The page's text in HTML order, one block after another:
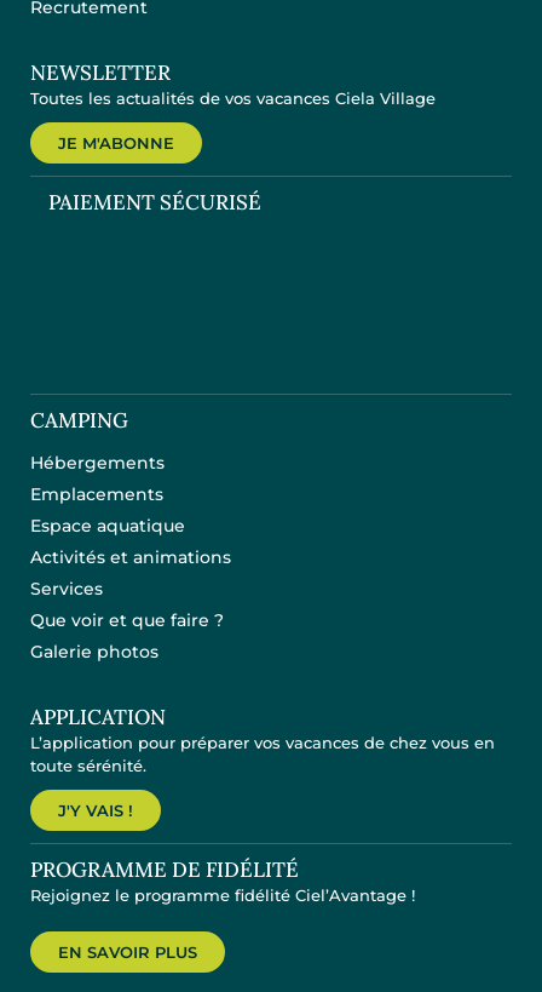
Recrutement
NEWSLETTER
Toutes les actualités de vos vacances Ciela Village
JE M'ABONNE
PAIEMENT SÉCURISÉ
CAMPING
Hébergements
Emplacements
Espace aquatique
Activités et animations
Services
Que voir et que faire ?
Galerie photos
APPLICATION
L’application pour préparer vos vacances de chez vous en
toute sérénité.
J'Y VAIS !
PROGRAMME DE FIDÉLITÉ
Rejoignez le programme fidélité Ciel’Avantage !
EN SAVOIR PLUS